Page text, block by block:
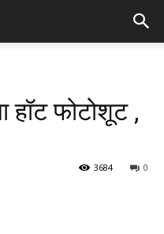
हॉट फोटोशूट ,
0
3684